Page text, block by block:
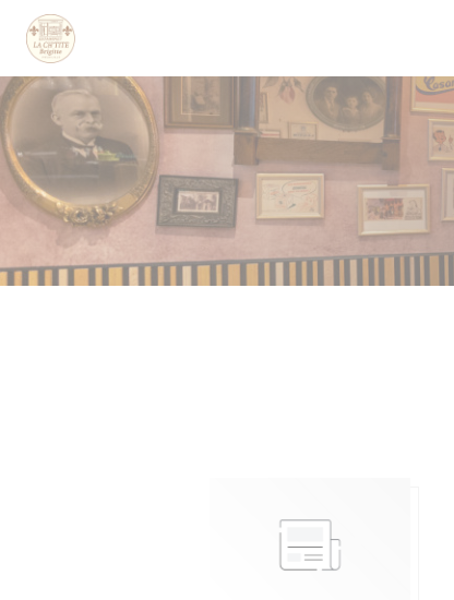
Personnalisation de vos choix en matière de cookies